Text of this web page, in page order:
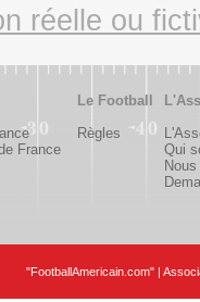
réelle ou
France
Le Football
Règles
Qui
"FootballAmericain.com" |